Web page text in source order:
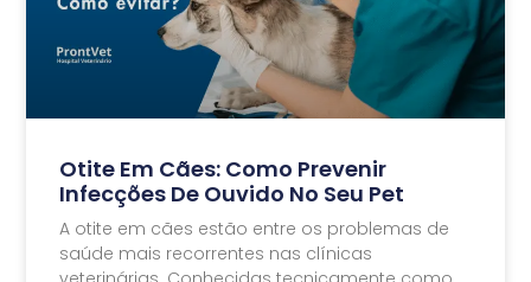
Otite Em Cães: Como Prevenir
Infecções De Ouvido No Seu Pet
A otite em cães estão entre os problemas de
saúde mais recorrentes nas clínicas